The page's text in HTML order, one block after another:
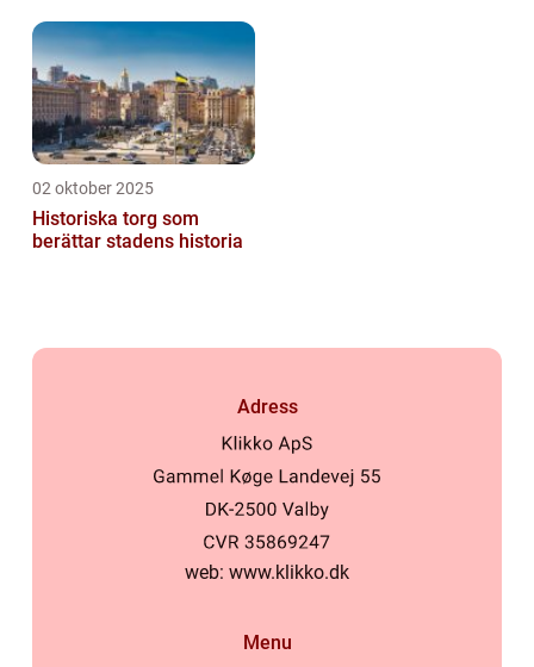
02 oktober 2025
Historiska torg som
berättar stadens historia
Adress
web: www.klikko.dk
Menu